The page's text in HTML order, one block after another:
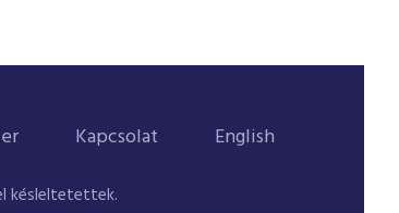
Kapcsolat English
késleltetettek.